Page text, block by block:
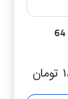
فلش مموری کوئین تک مدل GLINK ظرفیت 64
تومان